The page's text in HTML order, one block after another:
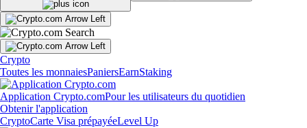
Crypto
Toutes les monnaiesPaniersEarnStaking
Application Crypto.comPour les utilisateurs du quotidien
Obtenir l'application
CryptoCarte Visa prépayéeLevel Up